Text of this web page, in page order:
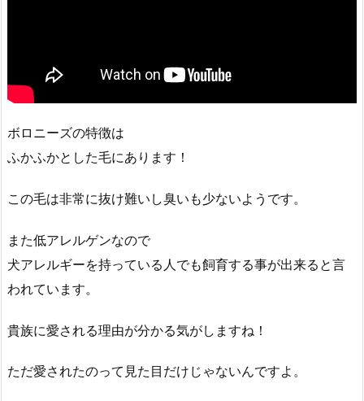
ボロニーズの特徴は
ふかふかとした毛にあります！
この毛は非常に抜け難いし臭いも少ないようです。
また低アレルゲンなので
犬アレルギーを持っている人でも飼育する事が出来ると言
われています。
貴族に愛される理由が分かる気がしますね！
ただ愛されたのって見た目だけじゃないんですよ。